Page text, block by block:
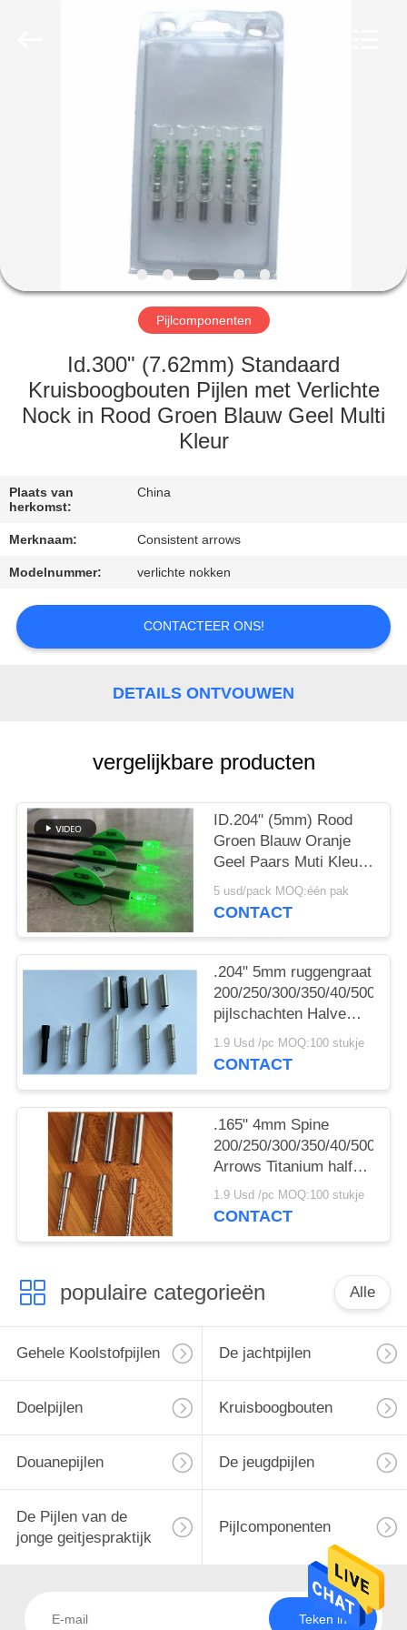
PRODUCTEN
FABRIEKSREIS
KWALITEITSCONTROLE
CONTACTEER
VERZOEK
OM
SITEMAP
PRIVACYBELEID
Pijlcomponenten
Id.300" (7.62mm) Standaard
Kruisboogbouten Pijlen met Verlichte
Nock in Rood Groen Blauw Geel Multi
Kleur
Plaats van
herkomst:
China
Merknaam: Consistent arrows
Modelnummer: verlichte nokken
CONTACTEER ONS!
DETAILS ONTVOUWEN
vergelijkbare producten
ID.204" (5mm) Rood
Groen Blauw Oranje
Geel Paars Muti Kleur
Pijl Verlichtte knoopjes
Met Schakelaar
5 usd/pack MOQ:één pak
CONTACT
.204" 5mm ruggengraat
200/250/300/350/40/500
pijlschachten Halve
post en punt kragen
1.9 Usd /pc MOQ:100 stukje
CONTACT
.165" 4mm Spine
200/250/300/350/40/500
Arrows Titanium half
out inserts and Collars
Sleeve
1.9 Usd /pc MOQ:100 stukje
CONTACT
populaire categorieën Alle
Gehele Koolstofpijlen De jachtpijlen
Doelpijlen Kruisboogbouten
Douanepijlen De jeugdpijlen
De Pijlen van de
jonge geitjespraktijk
Pijlcomponenten
Teken in